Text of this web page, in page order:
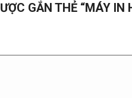
GẮN THẺ “MÁY IN